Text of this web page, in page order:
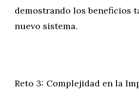
demostrando los beneficios
nuevo sistema.
Reto 3: Complejidad en la